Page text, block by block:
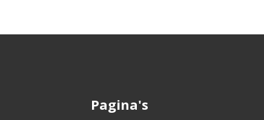
Pagina's